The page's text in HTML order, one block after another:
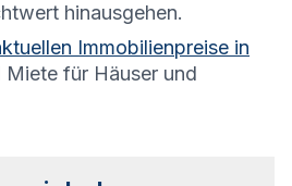
hinausgehen.
Immobilienpreise in
für Häuser und